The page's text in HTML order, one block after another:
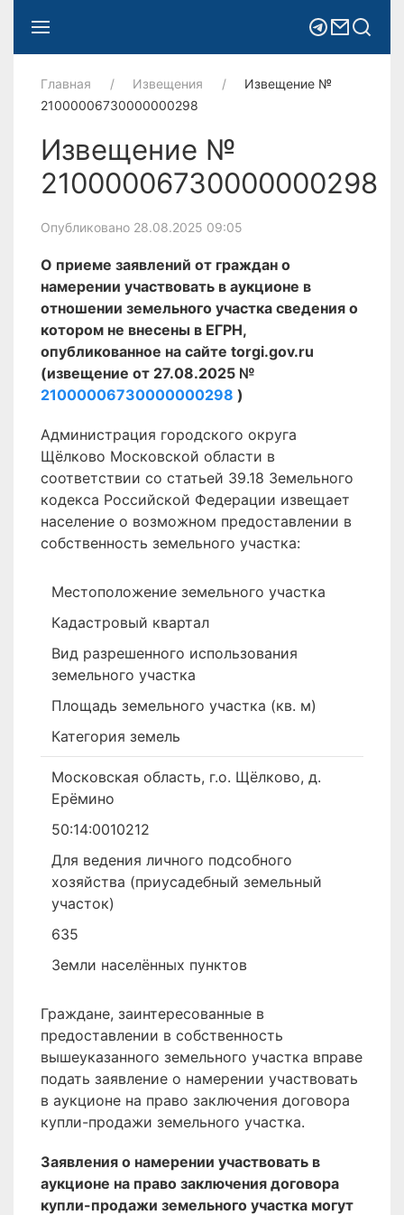
Главная Извещения
Извещение №
21000006730000000298
Извещение №
21000006730000000298
Опубликовано 28.08.2025 09:05
О приеме заявлений от граждан о
намерении участвовать в аукционе в
отношении земельного участка сведения о
котором не внесены в ЕГРН,
опубликованное на сайте torgi.gov.ru
(извещение от 27.08.2025 №
21000006730000000298 )
Администрация городского округа
Щёлково Московской области в
соответствии со статьей 39.18 Земельного
кодекса Российской Федерации извещает
население о возможном предоставлении в
собственность земельного участка:
Местоположение земельного участка
Кадастровый квартал
Вид разрешенного использования
земельного участка
Площадь земельного участка (кв. м)
Категория земель
Московская область, г.о. Щёлково, д.
Ерёмино
50:14:0010212
Для ведения личного подсобного
хозяйства (приусадебный земельный
участок)
635
Земли населённых пунктов
Граждане, заинтересованные в
предоставлении в собственность
вышеуказанного земельного участка вправе
подать заявление о намерении участвовать
в аукционе на право заключения договора
купли-продажи земельного участка.
Заявления о намерении участвовать в
аукционе на право заключения договора
купли-продажи земельного участка могут